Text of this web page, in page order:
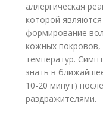
аллергическая
которой
формирование
кожных покровов,
температур.
знать в
10-20 минут)
раздражителями.